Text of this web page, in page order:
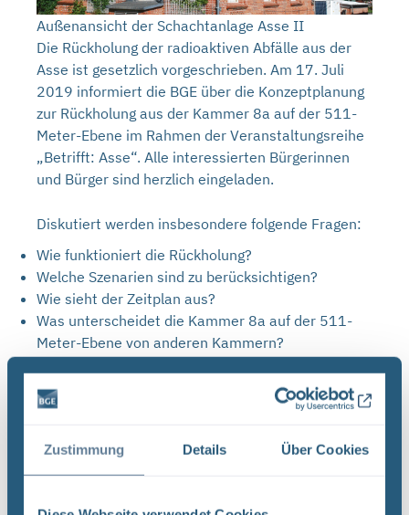
Zustimmung Details Über Cookies
Außenansicht der Schachtanlage Asse II
Die Rückholung der radioaktiven Abfälle aus der
Asse ist gesetzlich vorgeschrieben. Am 17. Juli
2019 informiert die BGE über die Konzeptplanung
zur Rückholung aus der Kammer 8a auf der 511-
Meter-Ebene im Rahmen der Veranstaltungsreihe
„Betrifft: Asse“. Alle interessierten Bürgerinnen
und Bürger sind herzlich eingeladen.
Diskutiert werden insbesondere folgende Fragen:
Wie funktioniert die Rückholung?
Welche Szenarien sind zu berücksichtigen?
Wie sieht der Zeitplan aus?
Was unterscheidet die Kammer 8a auf der 511-
Meter-Ebene von anderen Kammern?
Diese und weitere Fragen beantworten Dirk Laske
und Elisa Rieche (beide BGE, Projekt Asse –
(DMT GmbH & Co. KG).